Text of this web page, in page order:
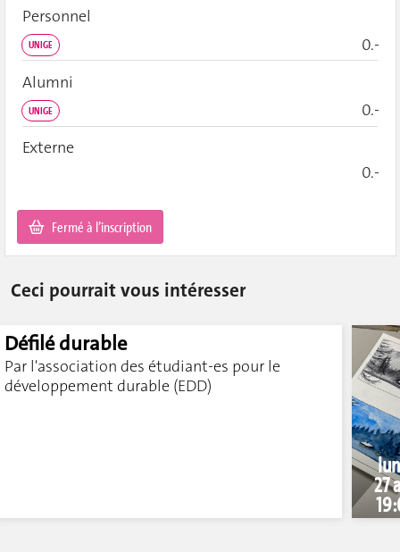
Personnel
UNIGE
0.-
Alumni
UNIGE
0.-
Externe
0.-
Fermé à l’inscription
Ceci pourrait vous intéresser
Défilé durable
Par l'association des étudiant-es pour le
développement durable (EDD)
27